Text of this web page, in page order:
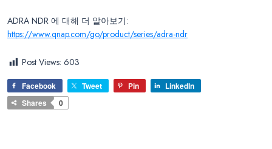
ADRA NDR 에 대해 더 알아보기:
https://www.qnap.com/go/product/series/adra-ndr
Post Views: 603
Facebook Tweet Pin
LinkedIn
Shares
0